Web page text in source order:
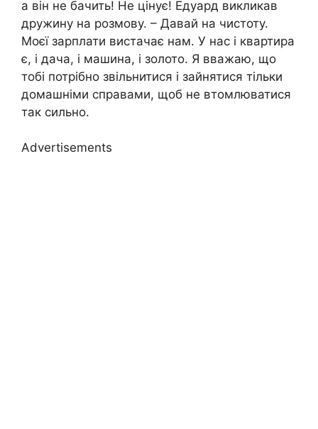
а він не бачить! Не цінує! Едуард викликав
дружину на розмову. – Давай на чистоту.
Моєї зарплати вистачає нам. У нас і квартира
є, і дача, і машина, і золото. Я вважаю, що
тобі потрібно звільнитися і зайнятися тільки
домашніми справами, щоб не втомлюватися
так сильно.
Advertisements